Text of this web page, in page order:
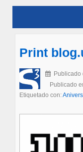
Print
Publicado
Publicado
Etiquetado con: